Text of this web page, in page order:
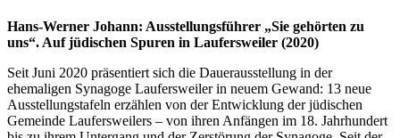
Hans-Werner Johann: Ausstellungsführer „Sie gehörten zu
uns“. Auf jüdischen Spuren in Laufersweiler (2020)
Seit Juni 2020 präsentiert sich die Dauerausstellung in der
ehemaligen Synagoge Laufersweiler in neuem Gewand: 13 neue
Ausstellungstafeln erzählen von der Entwicklung der jüdischen
Gemeinde Laufersweilers – von ihren Anfängen im 18. Jahrhundert